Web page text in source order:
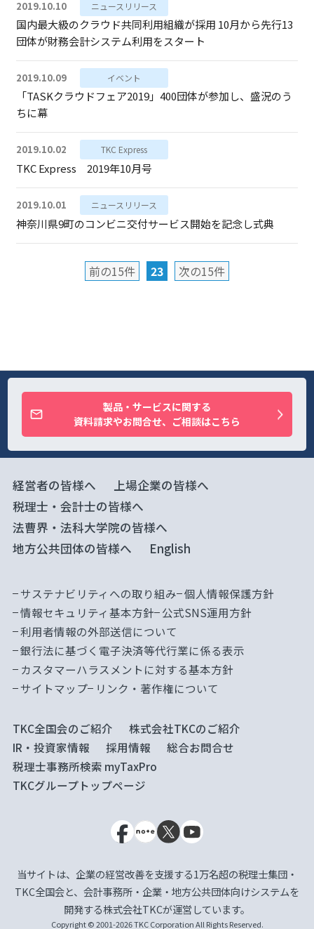
2019.10.10 ニュースリリース
国内最大級のクラウド共同利用組織が採用 10月から先行13
団体が財務会計システム利用をスタート
2019.10.09 イベント
「TASKクラウドフェア2019」400団体が参加し、盛況のう
ちに幕
2019.10.02 TKC Express
TKC Express 2019年10月号
2019.10.01 ニュースリリース
神奈川県9町のコンビニ交付サービス開始を記念し式典
前の15件 23 次の15件
製品・サービスに関する
資料請求やお問合せ、ご相談はこちら
経営者の皆様へ
上場企業の皆様へ
税理士・会計士の皆様へ
法曹界・法科大学院の皆様へ
地方公共団体の皆様へ
English
サステナビリティへの取り組み 個人情報保護方針
情報セキュリティ基本方針 公式SNS運用方針
利用者情報の外部送信について
銀行法に基づく電子決済等代行業に係る表示
カスタマーハラスメントに対する基本方針
サイトマップ
リンク・著作権について
TKC全国会のご紹介
株式会社TKCのご紹介
IR・投資家情報
採用情報
総合お問合せ
税理士事務所検索 myTaxPro
TKCグループトップページ
当サイトは、企業の経営改善を支援する1万名超の税理士集団・
TKC全国会と、会計事務所・企業・地方公共団体向けシステムを
開発する株式会社TKCが運営しています。
Copyright © 2001-2026 TKC Corporation All Rights Reserved.